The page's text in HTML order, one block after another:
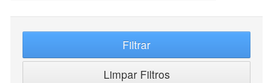
Filtrar
Limpar Filtros